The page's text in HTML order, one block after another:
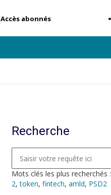
Accès abonnés
Recherche
Mots clés les plus recherchés :
2,token, fintech, amld, PSD2